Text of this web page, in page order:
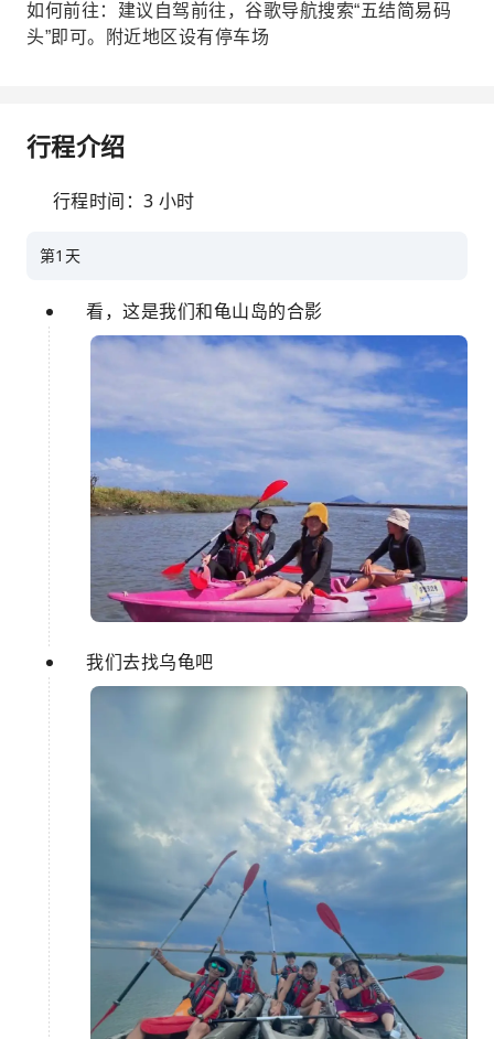
如何前往：建议自驾前往，谷歌导航搜索“五结简易码
头”即可。附近地区设有停车场
行程介绍
行程时间：3 小时
第1天
看，这是我们和龟山岛的合影
我们去找乌龟吧